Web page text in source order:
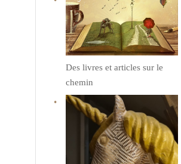
Des livres et articles sur le
chemin